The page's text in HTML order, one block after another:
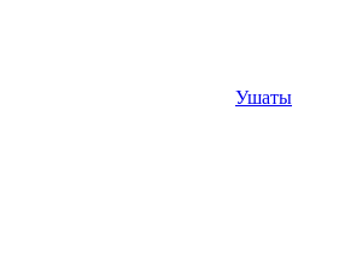
Ушаты